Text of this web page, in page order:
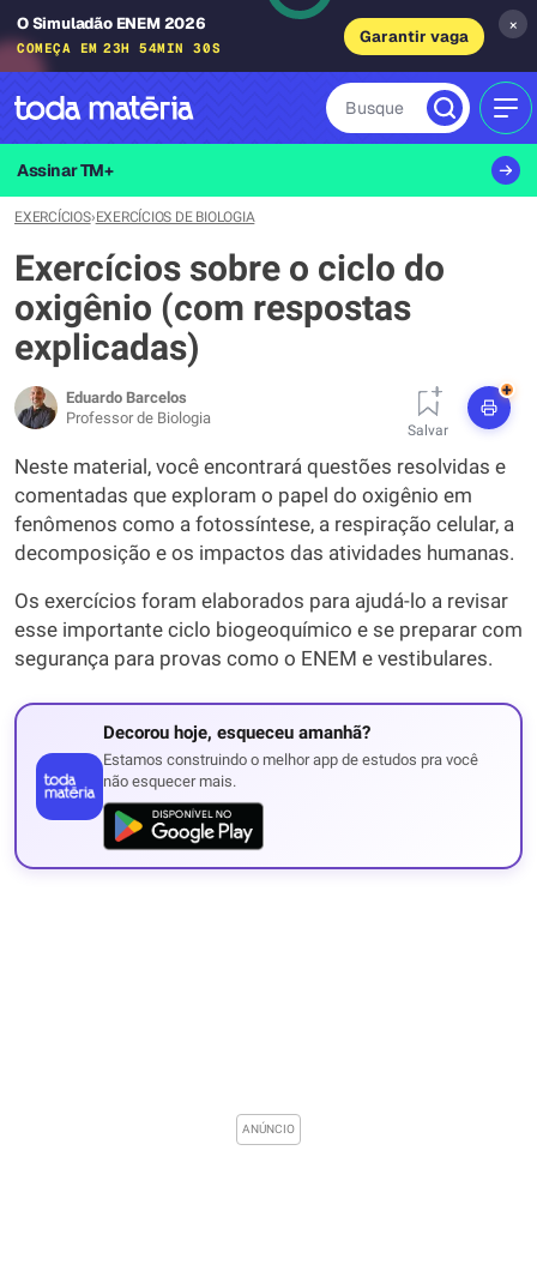
O Simuladão ENEM 2026
COMEÇA EM 23H 54MIN 29S
Garantir vaga
×
Busque
Assinar TM+
EXERCÍCIOS›EXERCÍCIOS DE BIOLOGIA
Exercícios sobre o ciclo do
oxigênio (com respostas
explicadas)
Eduardo Barcelos
Professor de Biologia
Salvar
+
Neste material, você encontrará questões resolvidas e
comentadas que exploram o papel do oxigênio em
fenômenos como a fotossíntese, a respiração celular, a
decomposição e os impactos das atividades humanas.
Os exercícios foram elaborados para ajudá-lo a revisar
esse importante ciclo biogeoquímico e se preparar com
segurança para provas como o ENEM e vestibulares.
Decorou hoje, esqueceu amanhã?
Estamos construindo o melhor app de estudos pra você
não esquecer mais.